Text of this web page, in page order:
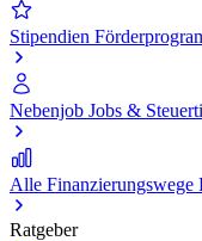
Stipendien
Nebenjob Jobs &
Alle Finanzierungswege
Ratgeber